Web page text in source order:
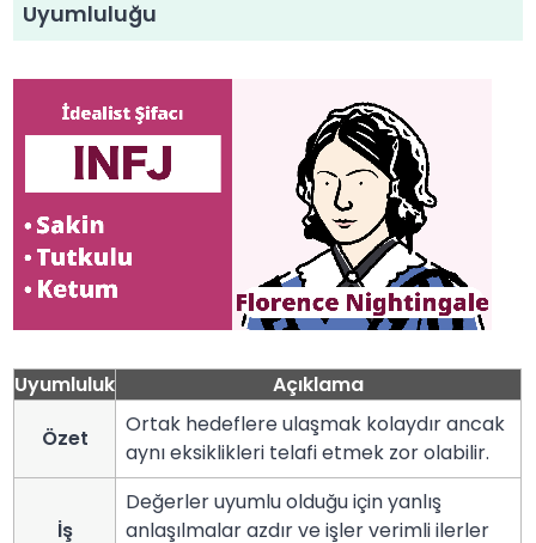
Uyumluluğu
Uyumluluk
Açıklama
Özet
Ortak hedeflere ulaşmak kolaydır ancak
aynı eksiklikleri telafi etmek zor olabilir.
İş
Değerler uyumlu olduğu için yanlış
anlaşılmalar azdır ve işler verimli ilerler